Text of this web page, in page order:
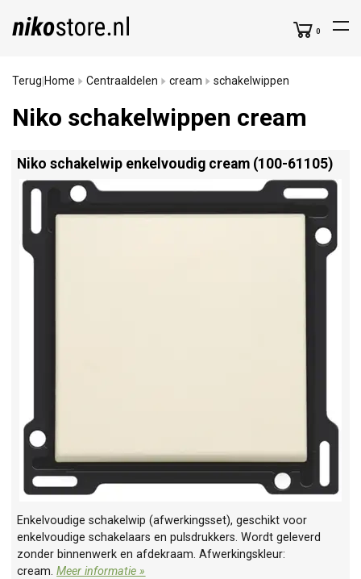
0
Terug Home Centraaldelen cream schakelwippen
Niko schakelwippen cream
Niko schakelwip enkelvoudig cream (100-61105)
Enkelvoudige schakelwip (afwerkingsset), geschikt voor
enkelvoudige schakelaars en pulsdrukkers. Wordt geleverd
zonder binnenwerk en afdekraam. Afwerkingskleur:
cream.Meer informatie »